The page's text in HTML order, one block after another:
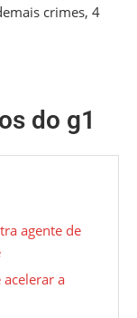
crimes, 4
do g1
agente de
a